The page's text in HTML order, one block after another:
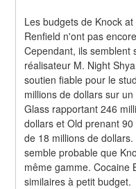
Les budgets de Knock
Renfield n'ont pas
Cependant, ils semblent
réalisateur M. Night
soutien fiable pour le
millions de dollars sur
Glass rapportant 246
dollars et Old prenant
de 18 millions de
semble probable que
même gamme. Cocaine
similaires à petit budget.